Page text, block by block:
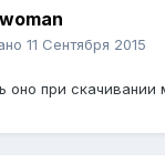
11 Сентября 2015
оно при скачивании